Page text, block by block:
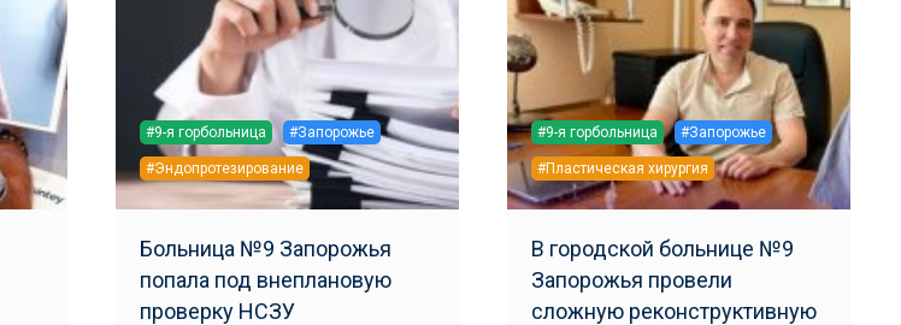
#9-я горбольница #Запорожье
#Эндопротезирование
Больница №9 Запорожья
попала под внеплановую
проверку НСЗУ
#9-я горбольница #Запорожье
#Пластическая хирургия
В городской больнице №9
Запорожья провели
сложную реконструктивную